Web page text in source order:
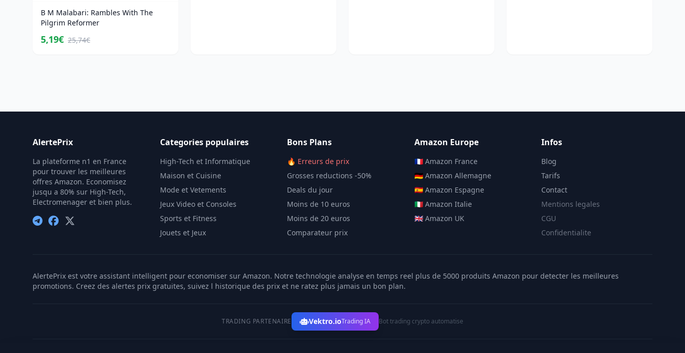
B M Malabari: Rambles With The
Pilgrim Reformer
5,19€ 25,74€
AlertePrix
La plateforme n1 en France
pour trouver les meilleures
offres Amazon. Economisez
jusqu a 80% sur High-Tech,
Electromenager et bien plus.
Categories populaires
High-Tech et Informatique
Maison et Cuisine
Mode et Vetements
Jeux Video et Consoles
Sports et Fitness
Jouets et Jeux
Bons Plans
🔥 Erreurs de prix
Grosses reductions -50%
Deals du jour
Moins de 10 euros
Moins de 20 euros
Comparateur prix
Amazon Europe
🇫🇷 Amazon France
🇩🇪 Amazon Allemagne
🇪🇸 Amazon Espagne
🇮🇹 Amazon Italie
🇬🇧 Amazon UK
Infos
Blog
Tarifs
Contact
Mentions legales
CGU
Confidentialite
AlertePrix est votre assistant intelligent pour economiser sur Amazon. Notre technologie analyse en temps reel plus de 5000 produits Amazon pour detecter les meilleures
promotions. Creez des alertes prix gratuites, suivez l historique des prix et ne ratez plus jamais un bon plan.
TRADING PARTENAIRE Vektro.ioTrading IA Bot trading crypto automatise